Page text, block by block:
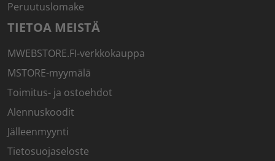
Peruutuslomake
TIETOA MEISTÄ
MWEBSTORE.FI-verkkokauppa
MSTORE-myymälä
Toimitus- ja ostoehdot
Alennuskoodit
Jälleenmyynti
Tietosuojaseloste